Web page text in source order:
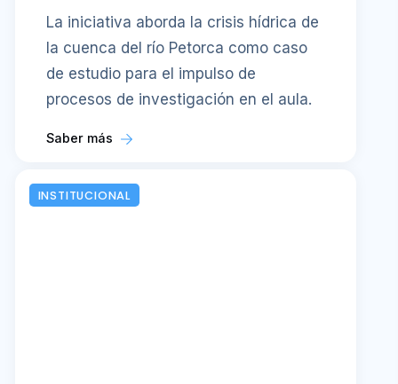
La iniciativa aborda la crisis hídrica de
la cuenca del río Petorca como caso
de estudio para el impulso de
procesos de investigación en el aula.
Saber más
INSTITUCIONAL